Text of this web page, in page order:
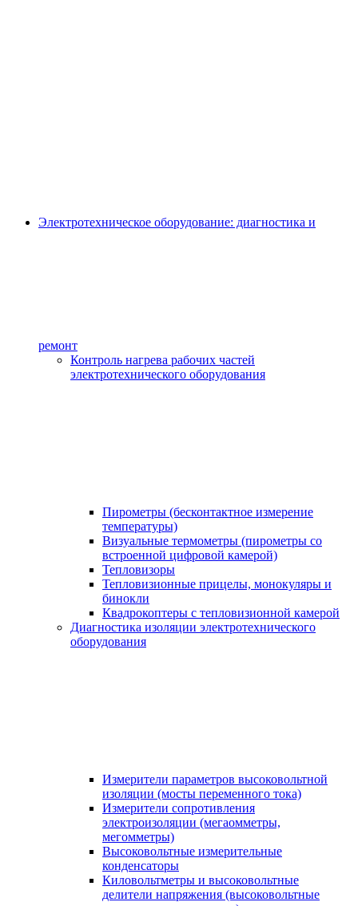
Электротехническое оборудование: диагностика и
ремонт
Контроль нагрева рабочих частей
электротехнического оборудования
Пирометры (бесконтактное измерение
температуры)
Визуальные термометры (пирометры со
встроенной цифровой камерой)
Тепловизоры
Тепловизионные прицелы, монокуляры и
бинокли
Квадрокоптеры с тепловизионной камерой
Диагностика изоляции электротехнического
оборудования
Измерители параметров высоковольтной
изоляции (мосты переменного тока)
Измерители сопротивления
электроизоляции (мегаомметры,
мегомметры)
Высоковольтные измерительные
конденсаторы
Киловольтметры и высоковольтные
делители напряжения (высоковольтные